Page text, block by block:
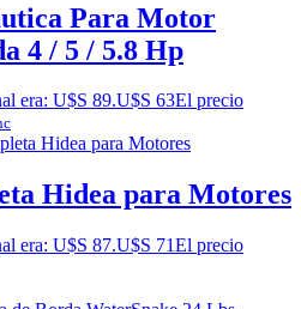
Para Motor
4 / 5 / 5.8 Hp
era: U$S 89.U$S 63El precio
Hidea para Motores
era: U$S 87.U$S 71El precio